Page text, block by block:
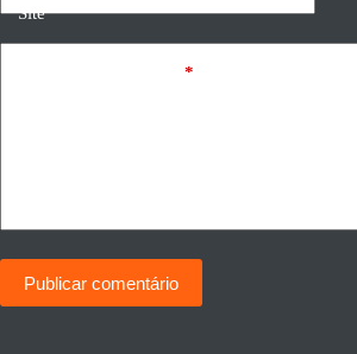
Site
*
Publicar comentário